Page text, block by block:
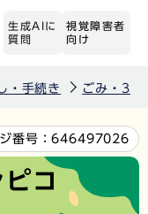
生成AIに
質問
視覚障害者
向け
・手続き ごみ・3R
番号：646497026
コ